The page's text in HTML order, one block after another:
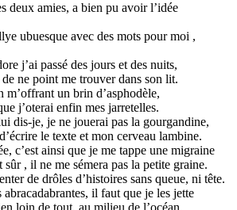
deux amies, a bien pu avoir l’idée
ubuesque avec des mots pour moi ,
j’ai passé des jours et des nuits,
ne point me trouver dans son lit.
m’offrant un brin d’asphodèle,
j’oterai enfin mes jarretelles.
dis-je, je ne jouerai pas la gourgandine,
le texte et mon cerveau lambine.
c’est ainsi que je me tappe une migraine
sûr , il ne me sémera pas la petite graine.
de drôles d’histoires sans queue, ni tête.
abracadabrantes, il faut que je les jette